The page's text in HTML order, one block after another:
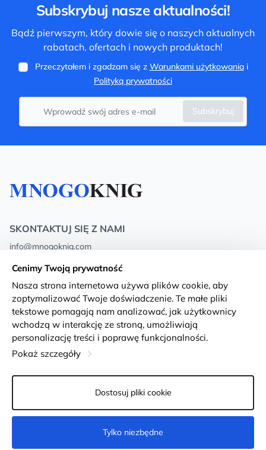
Subskrybuj nasze aktualności!
Bądź pierwszym, który dowie się o naszych aktualnych
rabatach, ofertach i nowych produktach!
Przeczytałem i zgadzam się z Warunkami użytkowaniai
Polityką prywatności
Subskrybuj
SKONTAKTUJ SIĘ Z NAMI
info@mnogoknig.com
Rīga, Augusta Deglava 69d, LV-1082
O nas
Sklepy
Dostawa i płatność
Karty lojalnościowe
Dla klientów hurtowych
Privacy Policy
Warunki i zasady
Returns
Ustawienia plików cookie
Cenimy Twoją prywatność
Nasza strona internetowa używa plików cookie, aby
zoptymalizować Twoje doświadczenie. Te małe pliki
tekstowe pomagają nam analizować, jak użytkownicy
wchodzą w interakcję ze stroną, umożliwiają
personalizację treści i poprawę funkcjonalności.
Pokaż szczegóły
Dostosuj pliki cookie
Tylko niezbędne